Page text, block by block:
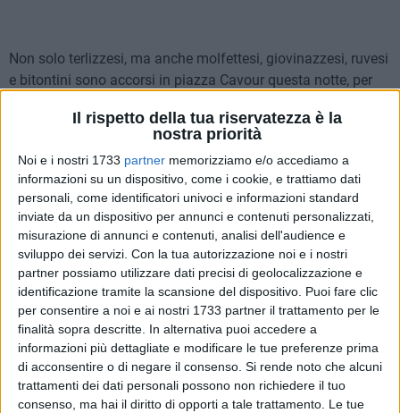
Il rispetto della tua riservatezza è la
nostra priorità
Noi e i nostri 1733 partner memorizziamo e/o accediamo a
informazioni su un dispositivo, come i cookie, e trattiamo dati
personali, come identificatori univoci e informazioni standard
inviate da un dispositivo per annunci e contenuti personalizzati,
misurazione di annunci e contenuti, analisi dell'audience e
sviluppo dei servizi. Con la tua autorizzazione noi e i nostri
partner possiamo utilizzare dati precisi di geolocalizzazione e
identificazione tramite la scansione del dispositivo. Puoi fare clic
per consentire a noi e ai nostri 1733 partner il trattamento per le
finalità sopra descritte. In alternativa puoi accedere a
informazioni più dettagliate e modificare le tue preferenze prima
di acconsentire o di negare il consenso. Si rende noto che alcuni
trattamenti dei dati personali possono non richiedere il tuo
consenso, ma hai il diritto di opporti a tale trattamento. Le tue
Non solo terlizzesi, ma anche molfettesi, giovinazzesi, ruvesi
e bitontini sono accorsi in piazza Cavour questa notte, per
Il Capodanno in piazza organizzato dalla
Comunicazione & Eventi è stato un successo, con migliaia di
spettatori che hanno atteso la mezzanotte sulle note dei
tormentoni anni '90 di
, l'intramontabile icona della
dance di un decennio irripetibile. E così "The rythm of the
night"ha fatto ballare tutti, ma proprio tutti, amministratori
compresi, in una piazza Cavour gremita, con tantissimi
spettatori anche dietro il palco.
La cantante brasiliana, classe 1968, è ancora oggi una delle
regine della musica da discoteca (ma di lei c'è anche una
produzione che ne fa un'ottima interprete della bossanova)
ed è riuscita a calamitare l'attenzione del pubblico presente